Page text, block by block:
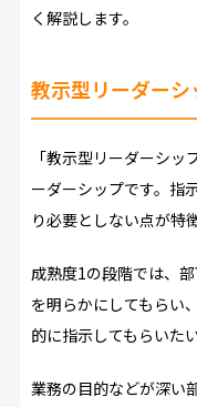
く解説します。
教示型リーダーシ
「教示型リーダーシ
ーダーシップです。指
り必要としない点が特
成熟度1の段階では、
を明らかにしてもらい
的に指示してもらいた
業務の目的などが深い